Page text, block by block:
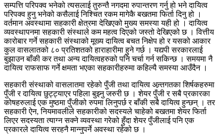
सम्पत्ति परिपक्व भनेको त्यसलाई तुरुन्तै नगदमा रुपान्तरण गर्नु हो भने दायित्व
परिपक्व हुनु भनेको कसैलाई निश्चित रकम मागेकै बखतमा फिर्ता दिनु हो ।
वर्तमान अवस्थामा सहकारी क्षेत्रमा देखिएको मुख्य समस्या यही हो । दायित्व
व्यवस्थापनमा सहकारी संस्थाले कम महत्व दिएको जस्तो देखिएको छ । वित्तीय
कारोबार गर्ने सहकारी संस्थाको मूख्य दायित्व बचत निक्षेप हो र यसको आकार
कुल वासलातको ८० प्रतिशतको हाराहारीमा हुने गर्छ । यद्यपी सरकारलाई
बुझाउन बाँकी कर तथा अन्य दायित्वहरुको पनि चर्चा गर्न सकिन्छ । समयमा नै
दायित्व राफसाफ गर्ने क्षमता भएका सहकारीहरुमा कहिल्यै समस्या आउँदैन ।
सहकारी संस्थाको वासलातमा रहेको पुँजी तथा दायित्व अन्र्तगतका शिर्षकहरुमा
पुँजी र दायित्व छुट्ट्याएर पहिला बुझ्नु जरुरी छ । शेयर पुँजी र सबै प्रकारका
कोषहरुलाई एक मुष्ठमा पुँजीको रुपमा लिनुपर्छ र बाँकी सबै दायित्व हुन्छन् । तर
सहकारी ऐन, नियमावलीले सहकारीको सदस्यले चाहेको बखतमा शेयर फिर्ता
लिएर सदस्यता त्याग्न सक्ने व्यवस्था गरेको हुँदा शेयर पुँजीलाई पनि एक
प्रकारले दायित्व सरहनै मान्नुपर्ने अवस्था रहेको छ ।